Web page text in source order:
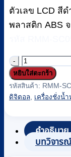
ตัวเลข LCD สี
พลาสติก ABS
จำนวน
เครื่อง
ชั่ง
แบบ
ดิจิตอล
หยิบใส่ตะกร้า
รหัสสินค้า: RMM-
ดิจิตอล เครื่องชั่งน้
คำอธิบาย
บทวิจาร